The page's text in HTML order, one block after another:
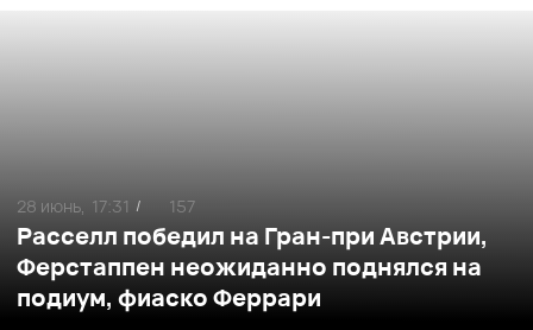
Расселл победил на Гран-при Австрии,
Ферстаппен неожиданно поднялся на
подиум, фиаско Феррари
28 июнь, 17:31 / 157